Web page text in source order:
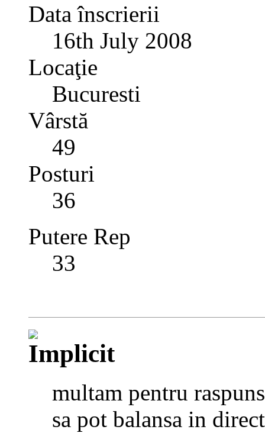
Data înscrierii
16th July 2008
Locaţie
Bucuresti
Vârstă
49
Posturi
36
Putere Rep
33
multam pentru
sa pot balansa in